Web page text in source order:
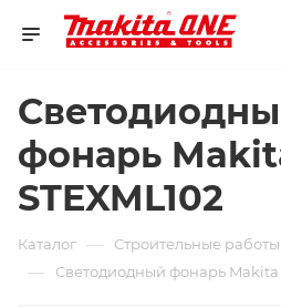
фонарь
STEXML102
Каталог — Строительные работы
— Светодиодный фонарь Makita